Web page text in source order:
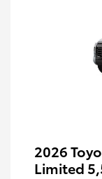
2026
Limited